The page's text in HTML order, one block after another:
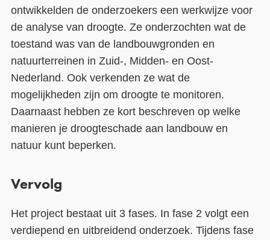
ontwikkelden de onderzoekers een werkwijze voor
de analyse van droogte. Ze onderzochten wat de
toestand was van de landbouwgronden en
natuurterreinen in Zuid-, Midden- en Oost-
Nederland. Ook verkenden ze wat de
mogelijkheden zijn om droogte te monitoren.
Daarnaast hebben ze kort beschreven op welke
manieren je droogteschade aan landbouw en
natuur kunt beperken.
Vervolg
Het project bestaat uit 3 fases. In fase 2 volgt een
verdiepend en uitbreidend onderzoek. Tijdens fase